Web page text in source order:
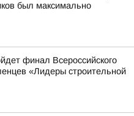
был максимально
финал Всероссийского
«Лидеры строительной